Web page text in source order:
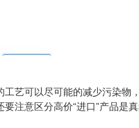
艺可以尽可能的减少污染物
注意区分高价“进口”产品是